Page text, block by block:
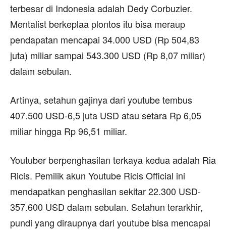
terbesar di Indonesia adalah Dedy Corbuzier.
Mentalist berkeplaa plontos itu bisa meraup
pendapatan mencapai 34.000 USD (Rp 504,83
juta) miliar sampai 543.300 USD (Rp 8,07 miliar)
dalam sebulan.
Artinya, setahun gajinya dari youtube tembus
407.500 USD-6,5 juta USD atau setara Rp 6,05
miliar hingga Rp 96,51 miliar.
Youtuber berpenghasilan terkaya kedua adalah Ria
Ricis. Pemilik akun Youtube Ricis Official ini
mendapatkan penghasilan sekitar 22.300 USD-
357.600 USD dalam sebulan. Setahun terarkhir,
pundi yang diraupnya dari youtube bisa mencapai